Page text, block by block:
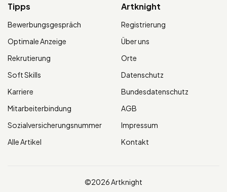
Tipps
Bewerbungsgespräch
Optimale Anzeige
Rekrutierung
Soft Skills
Karriere
Mitarbeiterbindung
Sozialversicherungsnummer
Alle Artikel
Artknight
Registrierung
Über uns
Orte
Datenschutz
Bundesdatenschutz
AGB
Impressum
Kontakt
©2026 Artknight